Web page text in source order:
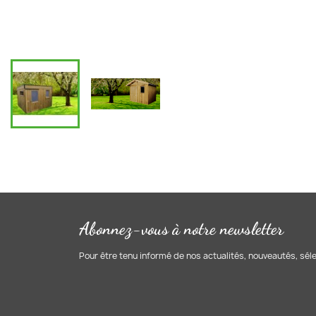
Abonnez-vous à notre newsletter
Pour être tenu informé de nos actualités, nouveautés,